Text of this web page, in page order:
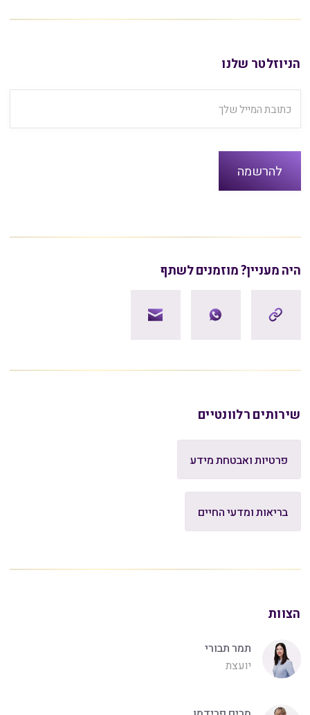
הניוזלטר שלנו
היה מעניין? מוזמנים לשתף
שירותים רלוונטיים
פרטיות ואבטחת מידע
בריאות ומדעי החיים
הצוות
תמר תבורי
יועצת